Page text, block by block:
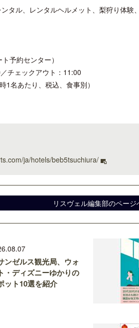
タル、レンタルヘルメット、梨狩り体
予約センター）
チェックアウト：11:00
名あたり、税込、食事別）
ja/hotels/beb5tsuchiura/
リスヴェル編集部のページ
ンゼルス観光局、ウォ
・ディズニーゆかりの
ット10選を紹介